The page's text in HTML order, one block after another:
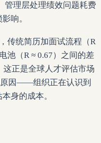
管理层处理绩效问题耗费
响。
传统简历加面试流程（R
池（R ≈ 0.67）之间的差
这正是全球人才评估市场
因——组织正在认识到
身的成本。